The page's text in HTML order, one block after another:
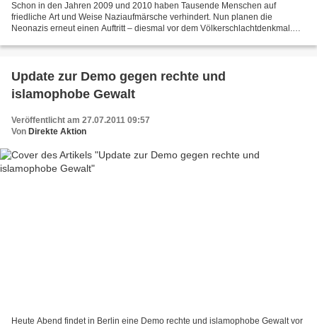
Schon in den Jahren 2009 und 2010 haben Tausende Menschen auf
friedliche Art und Weise Naziaufmärsche verhindert. Nun planen die
Neonazis erneut einen Auftritt – diesmal vor dem Völkerschlachtdenkmal.
Update zur Demo gegen rechte und
islamophobe Gewalt
Veröffentlicht am 27.07.2011 09:57
Von Direkte Aktion
Heute Abend findet in Berlin eine Demo rechte und islamophobe Gewalt vor